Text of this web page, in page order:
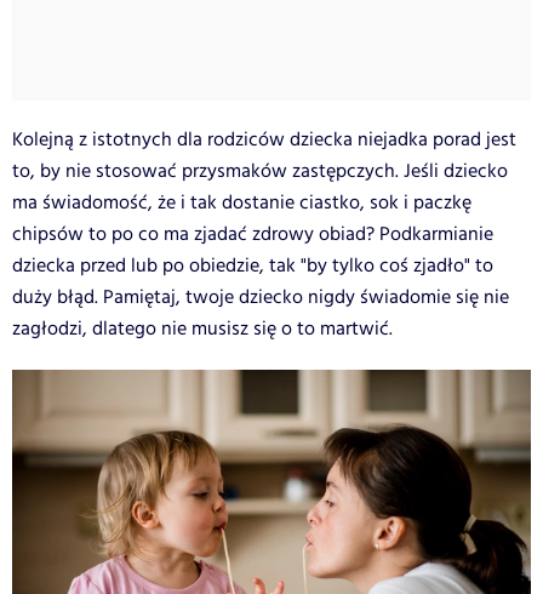
Kolejną z istotnych dla rodziców dziecka niejadka porad jest
to, by nie stosować przysmaków zastępczych. Jeśli dziecko
ma świadomość, że i tak dostanie ciastko, sok i paczkę
chipsów to po co ma zjadać zdrowy obiad? Podkarmianie
dziecka przed lub po obiedzie, tak "by tylko coś zjadło" to
duży błąd. Pamiętaj, twoje dziecko nigdy świadomie się nie
zagłodzi, dlatego nie musisz się o to martwić.